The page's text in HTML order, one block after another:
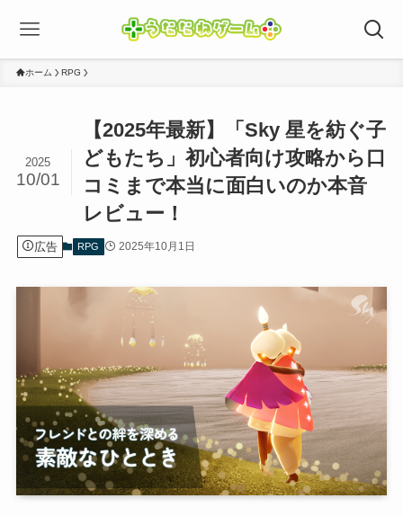
ホーム RPG
【2025年最新】「Sky 星を紡ぐ子
どもたち」初心者向け攻略から口
コミまで本当に面白いのか本音
レビュー！
2025
10/01
広告 RPG 2025年10月1日